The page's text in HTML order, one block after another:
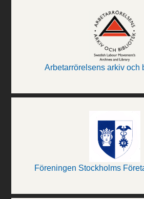
Arbetarrörelsens arkiv och
Föreningen Stockholms